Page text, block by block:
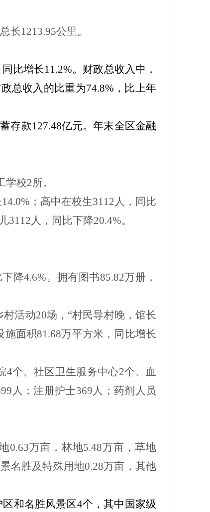
长1213.95公里。
比增长11.2%。财政总收入中，
总收入的比重为74.8% ，比上年
存款127.48亿元。年末全区金融
学校2所。
14.0% ；高中在校生3112人，同比
3112人，同比下降20.4%。
下降4.6%。拥有图书85.82万册，
村活动20场，“村民导村晚，馆长
施面积81.68万平方米，同比增长
4个、社区卫生服务中心2个、血
人；注册护士369人；药剂人员
0.63万亩，林地5.48万亩，草地
名胜及特殊用地0.28万亩，其他
和名胜风景区4个，其中国家级